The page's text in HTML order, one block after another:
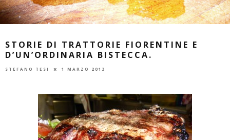
STORIE DI TRATTORIE FIORENTINE E
D’UN’ORDINARIA BISTECCA.
STEFANO TESI 1 MARZO 2013